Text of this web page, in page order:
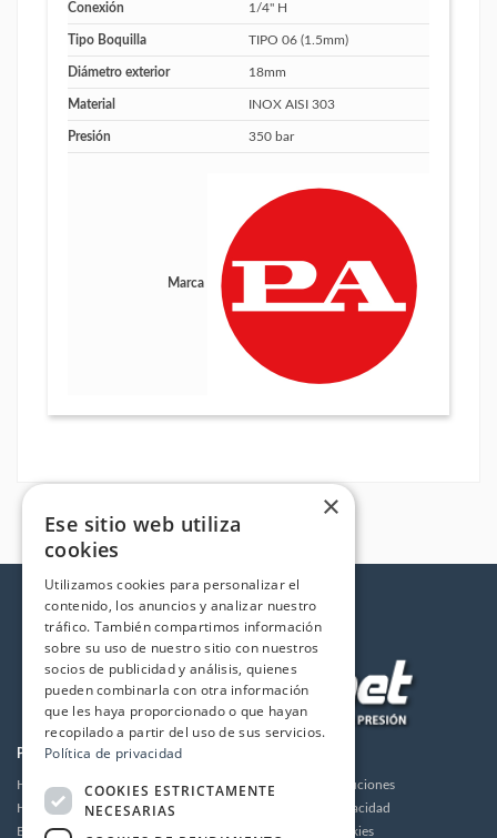
Conexión 1/4" H
Tipo Boquilla TIPO 06 (1.5mm)
Diámetro exterior 18mm
Material INOX AISI 303
Presión 350 bar
Marca
PRODUCTOS
Hidrolimpiadoras
Humidificación
Bombas de alta presión
Envios y devoluciones
Política de privacidad
Política de cookies
×
Ese sitio web utiliza
cookies
Utilizamos cookies para personalizar el
contenido, los anuncios y analizar nuestro
tráfico. También compartimos información
sobre su uso de nuestro sitio con nuestros
socios de publicidad y análisis, quienes
pueden combinarla con otra información
que les haya proporcionado o que hayan
recopilado a partir del uso de sus servicios.
Política de privacidad
COOKIES ESTRICTAMENTE
NECESARIAS